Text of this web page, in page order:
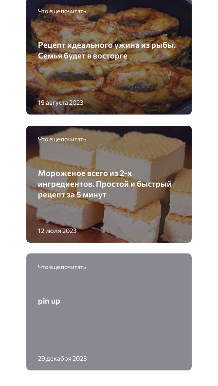
Что еще почитать
Рецепт идеального ужина из рыбы.
Семья будет в восторге
19 августа 2023
Что еще почитать
Мороженое всего из 2-х
ингредиентов. Простой и быстрый
рецепт за 5 минут
12 июля 2023
Что еще почитать
pin up
29 декабря 2023